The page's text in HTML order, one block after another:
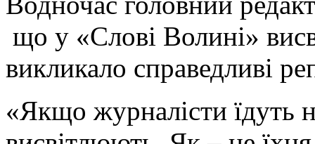
що у «Слові Волині»
викликало справедливі
«Якщо журналісти їдуть